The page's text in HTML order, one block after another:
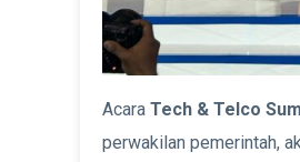
Acara Tech & Telco
perwakilan pemerintah,